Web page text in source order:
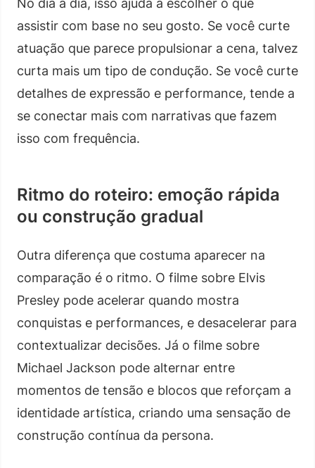
No dia a dia, isso ajuda a escolher o que
assistir com base no seu gosto. Se você curte
atuação que parece propulsionar a cena, talvez
curta mais um tipo de condução. Se você curte
detalhes de expressão e performance, tende a
se conectar mais com narrativas que fazem
isso com frequência.
Ritmo do roteiro: emoção rápida
ou construção gradual
Outra diferença que costuma aparecer na
comparação é o ritmo. O filme sobre Elvis
Presley pode acelerar quando mostra
conquistas e performances, e desacelerar para
contextualizar decisões. Já o filme sobre
Michael Jackson pode alternar entre
momentos de tensão e blocos que reforçam a
identidade artística, criando uma sensação de
construção contínua da persona.